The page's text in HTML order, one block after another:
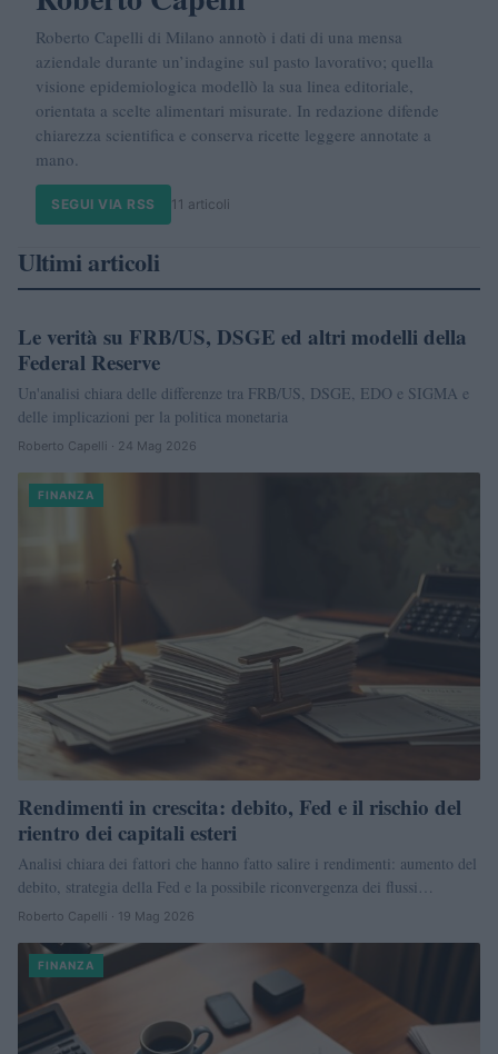
Roberto Capelli di Milano annotò i dati di una mensa
aziendale durante un’indagine sul pasto lavorativo; quella
visione epidemiologica modellò la sua linea editoriale,
orientata a scelte alimentari misurate. In redazione difende
chiarezza scientifica e conserva ricette leggere annotate a
mano.
SEGUI VIA RSS 11 articoli
Ultimi articoli
FINANZA
Le verità su FRB/US, DSGE ed altri modelli della
Federal Reserve
Un'analisi chiara delle differenze tra FRB/US, DSGE, EDO e SIGMA e
delle implicazioni per la politica monetaria
Roberto Capelli · 24 Mag 2026
FINANZA
Rendimenti in crescita: debito, Fed e il rischio del
rientro dei capitali esteri
Analisi chiara dei fattori che hanno fatto salire i rendimenti: aumento del
debito, strategia della Fed e la possibile riconvergenza dei flussi…
Roberto Capelli · 19 Mag 2026
FINANZA